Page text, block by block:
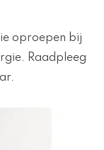
oproepen bij
Raadpleeg